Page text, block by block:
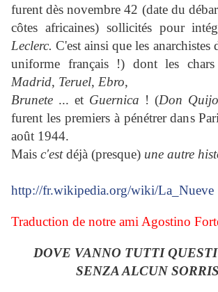
furent dès novembre 42 (date du
côtes africaines) sollicités pour
Leclerc. C'est ainsi que les anarchistes
uniforme français !) dont les chars
Madrid, Teruel, Ebro,
Brunete ... et Guernica ! (Don
furent les premiers à pénétrer dans
août 1944.
Mais c'estdéjà (presque) une autre
http://fr.wikipedia.org/wiki/La_Nueve
Traduction de notre ami Agostino
DOVE VANNO TUTTI
SENZA ALCUN